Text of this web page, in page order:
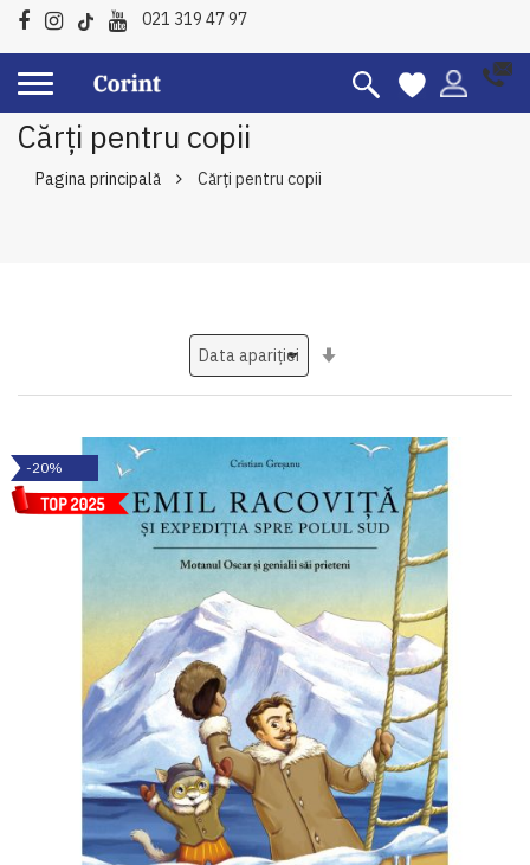
021 319 47 97
Cărți pentru copii
Pagina principală Cărți pentru copii
-20%